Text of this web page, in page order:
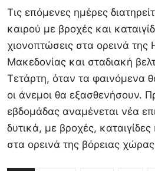
Τις επόμενες ημέρες
καιρού με βροχές και
χιονοπτώσεις στα ορεινά της
Μακεδονίας και σταδιακή
Τετάρτη, όταν τα φαινόμενα
οι άνεμοι θα εξασθενήσουν.
εβδομάδας αναμένεται νέα
δυτικά, με βροχές,
στα ορεινά της βόρειας